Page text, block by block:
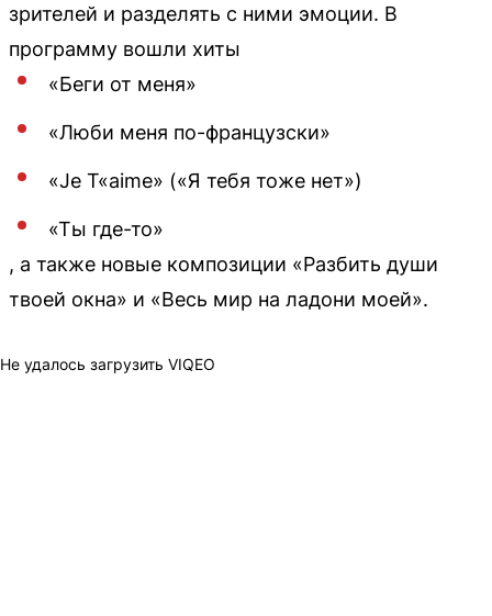
зрителей и разделять с ними эмоции. В
программу вошли хиты
«Беги от меня»
«Люби меня по-французски»
«Je T«aime» («Я тебя тоже нет»)
«Ты где-то»
, а также новые композиции «Разбить души
твоей окна» и «Весь мир на ладони моей».
Не удалось загрузить VIQEO